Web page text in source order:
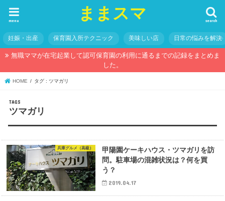
ままスマ search
menu
妊娠・出産 保育園入所テクニック 美味しい店 日常の悩みを解決
無職ママが在宅起業して認可保育園の利用に通るまでの記録をまとめま
した。
HOME タグ : ツマガリ
ツマガリ
兵庫グルメ（高級）
甲陽園ケーキハウス・ツマガリを訪
問。駐車場の混雑状況は？何を買
う？
2019.04.17